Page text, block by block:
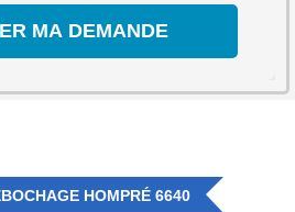
HOMPRÉ 6640